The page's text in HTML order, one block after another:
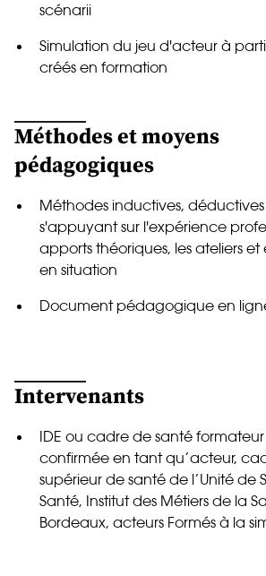
scénarii
Simulation du jeu d'acteur à
créés en formation
Méthodes et moyens
pédagogiques
Méthodes inductives,
s'appuyant sur l'expérience
apports théoriques, les ateliers et
en situation
Document pédagogique en
Intervenants
IDE ou cadre de santé
confirmée en tant qu’acteur,
supérieur de santé de l’Unité de
Santé, Institut des Métiers de la
Bordeaux, acteurs Formés à la